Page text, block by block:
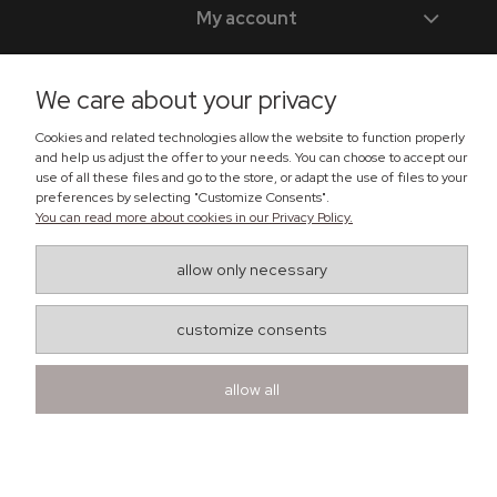
My account
Zadzwoń do nas
+48 518 365 302
sklep@lema24.pl
Znajdź nas
Ul. Świątkiewicz 50, box A41
05-552 Wólka Kosowska
- Vogue Pro theme - All rights reserved
We care about your privacy
Cookies and related technologies allow the website to function properly
and help us adjust the offer to your needs. You can choose to accept our
use of all these files and go to the store, or adapt the use of files to your
preferences by selecting "Customize Consents".
You can read more about cookies in our Privacy Policy.
allow only necessary
customize consents
allow all